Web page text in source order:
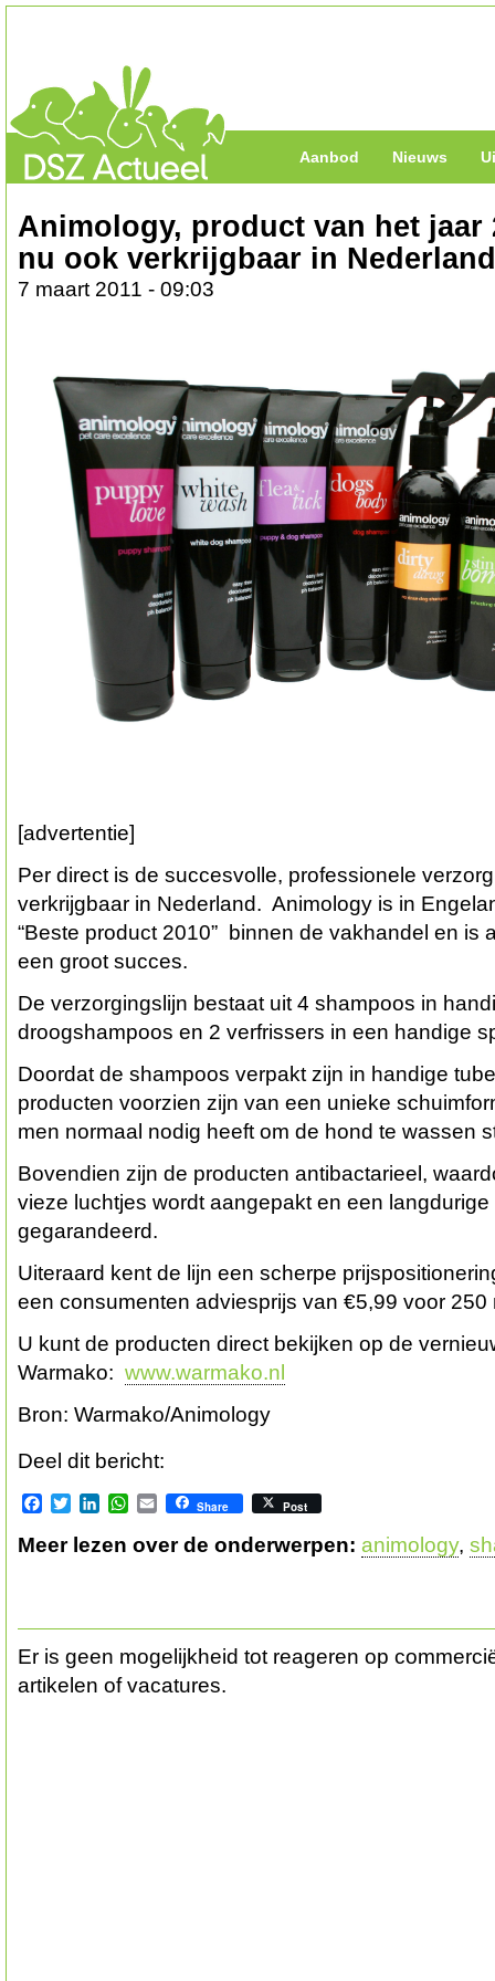
Aanbod Nieuws
Animology, product van het jaar
nu ook verkrijgbaar in Nederland
7 maart 2011 - 09:03
[advertentie]
Per direct is de succesvolle, professionele
verkrijgbaar in Nederland. Animology is in
“Beste product 2010” binnen de vakhandel en is
een groot succes.
De verzorgingslijn bestaat uit 4 shampoos in
droogshampoos en 2 verfrissers in een handige
Doordat de shampoos verpakt zijn in handige
producten voorzien zijn van een unieke
men normaal nodig heeft om de hond te wassen
Bovendien zijn de producten antibactarieel,
vieze luchtjes wordt aangepakt en een langdurige
gegarandeerd.
Uiteraard kent de lijn een scherpe
een consumenten adviesprijs van €5,99 voor 250
U kunt de producten direct bekijken op de
Warmako: www.warmako.nl
Bron: Warmako/Animology
Deel dit bericht:
Facebook
TwitterLinkedInWhatsApp
EmailShare Post
Meer lezen over de onderwerpen: animology,
Er is geen mogelijkheid tot reageren op
artikelen of vacatures.